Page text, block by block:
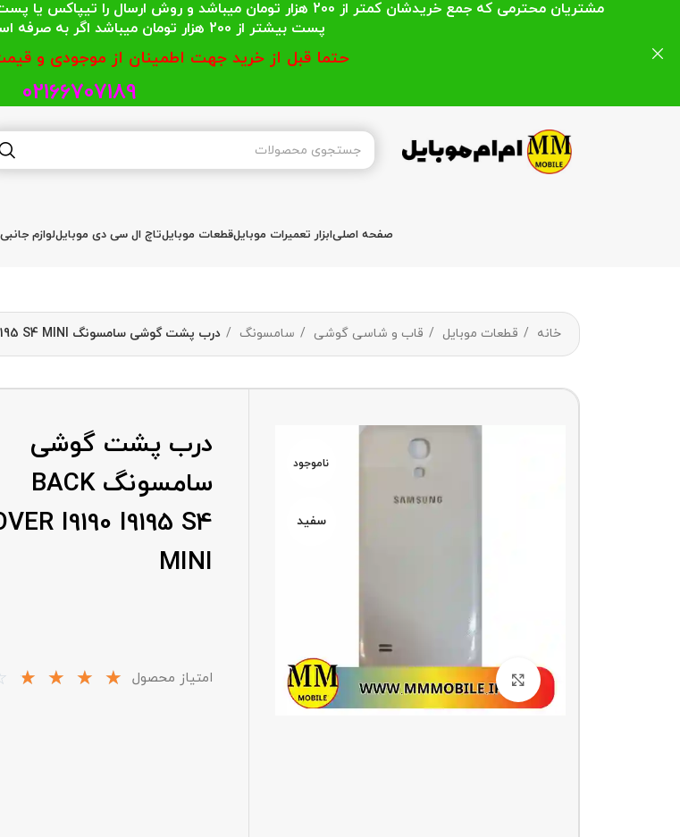
صفحه اصلیابزار تعمیرات موبایلقطعات موبایلتاچ ال سی دی موبایللوازم
خانه قطعات موبایل قاب و شاسی گوشی سامسونگ درب پشت گوشی سامسونگ BACK COVER I9190 I9195 S4 MINI
ناموجود
سفید
بزرگنمایی تصویر
درب پشت گوشی
سامسونگ BACK
I9190 I9195 S4
MINI
امتیاز محصول ☆
☆
☆
☆
مشتریان محترمی که جمع خریدشان کمتر از 200 هزار تومان میباشد
پست بیشتر از 200 هزار تومان میباشد اگر به صرفه است خرید خود را انجام دهند.
حتما قبل از خرید جهت اطمینان از موجودی و
02166707189